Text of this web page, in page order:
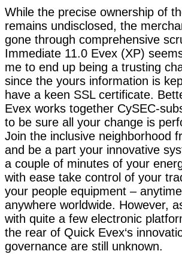
While the precise ownership of
remains undisclosed, the
gone through comprehensive
Immediate 11.0 Evex (XP)
me to end up being a trusting
since the yours information is
have a keen SSL certificate.
Evex works together CySEC-
to be sure all your change is
Join the inclusive neighborhood
and be a part your innovative
a couple of minutes of your
with ease take control of your
your people equipment –
anywhere worldwide. However,
with quite a few electronic
the rear of Quick Evex‘s
governance are still unknown.